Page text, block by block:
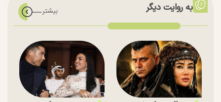
به روایت دیگر